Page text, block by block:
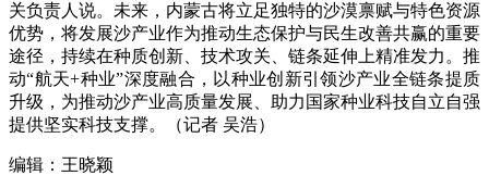
关负责人说。未来，内蒙古将立足独特的沙漠禀赋与特色资源
优势，将发展沙产业作为推动生态保护与民生改善共赢的重要
途径，持续在种质创新、技术攻关、链条延伸上精准发力。推
动“航天+种业”深度融合，以种业创新引领沙产业全链条提质
升级，为推动沙产业高质量发展、助力国家种业科技自立自强
提供坚实科技支撑。（记者 吴浩）
编辑：王晓颖